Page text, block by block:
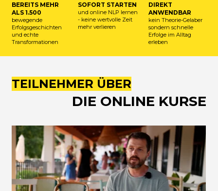
BEREITS MEHR
ALS 1.500
bewegende
Erfolgsgeschichten
und echte
Transformationen
SOFORT STARTEN
und online NLP lernen
- keine wertvolle Zeit
mehr verlieren
DIREKT
ANWENDBAR
kein Theorie-Gelaber
sondern schnelle
Erfolge im Alltag
erleben
TEILNEHMER ÜBER
DIE ONLINE KURSE